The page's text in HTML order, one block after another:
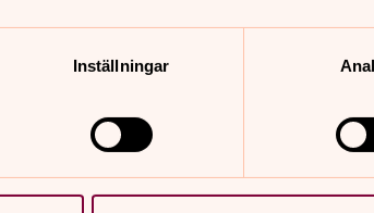
Inställningar